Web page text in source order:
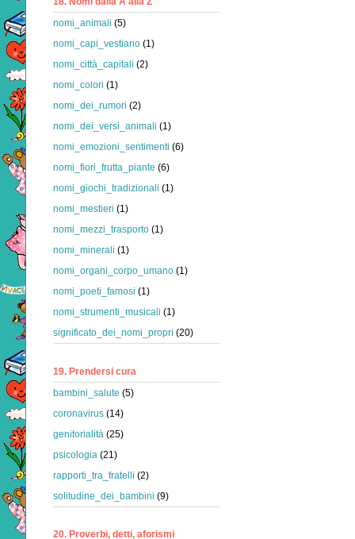
nomi_animali (5)
nomi_capi_vestiario (1)
nomi_città_capitali (2)
nomi_colori (1)
nomi_dei_rumori (2)
nomi_dei_versi_animali (1)
nomi_emozioni_sentimenti (6)
nomi_fiori_frutta_piante (6)
nomi_giochi_tradizionali (1)
nomi_mestieri (1)
nomi_mezzi_trasporto (1)
nomi_minerali (1)
nomi_organi_corpo_umano (1)
nomi_poeti_famosi (1)
nomi_strumenti_musicali (1)
significato_dei_nomi_propri (20)
19. Prendersi cura
bambini_salute (5)
coronavirus (14)
genitorialità (25)
psicologia (21)
rapporti_tra_fratelli (2)
solitudine_dei_bambini (9)
20. Proverbi, detti, aforismi